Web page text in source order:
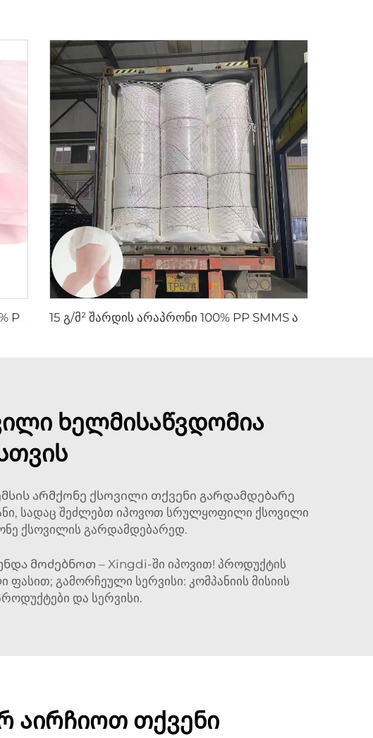
10-13 გ/მ² ზემარჯვე ჰიდროფილური 100% PP SSSS არატკბობილი ნახატის როლიკი ჩხვლეტის ზედა ფენისთვის - Shandong Xingdi New Material
ხელმისაწვდომია
არმქონე ქსოვილი თქვენი გარდამდებარე
სადაც შეძლებთ იპოვოთ სრულყოფილი ქსოვილი
ქსოვილის გარდამდებარედ.
მოძებნოთ – Xingdi-ში იპოვით! პროდუქტის
გამორჩეული სერვისი: კომპანიის მისიის
და სერვისი.
აირჩიოთ თქვენი